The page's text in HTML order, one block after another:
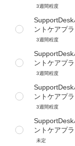
3週間程度
ントケアプ
3週間程度
ントケアプ
3週間程度
ントケアプ
3週間程度
ントケアプ
未定